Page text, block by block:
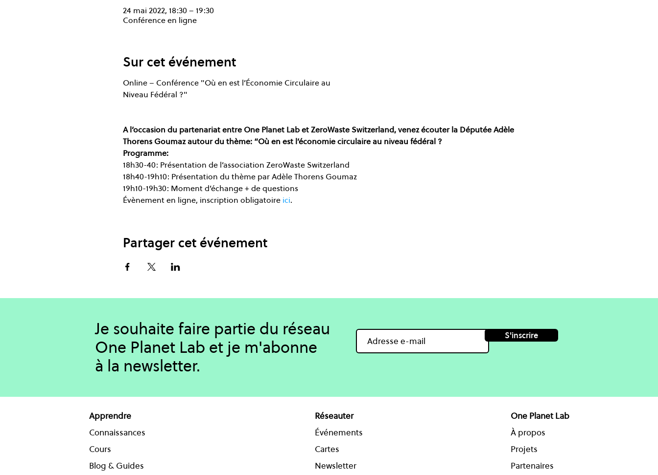
24 mai 2022, 18:30 – 19:30
Conférence en ligne
Sur cet événement
Online – Conférence "Où en est l’Économie Circulaire au
Niveau Fédéral ?"
A l’occasion du partenariat entre One Planet Lab et ZeroWaste Switzerland, venez écouter la Députée Adèle
Thorens Goumaz autour du thème: “Où en est l’économie circulaire au niveau fédéral ?
Programme:
18h30-40: Présentation de l’association ZeroWaste Switzerland
18h40-19h10: Présentation du thème par Adèle Thorens Goumaz
19h10-19h30: Moment d’échange + de questions
Évènement en ligne, inscription obligatoire ici.
Partager cet événement
Je souhaite faire partie du réseau
One Planet Lab et je m'abonne
à la newsletter.
S'inscrire
Apprendre
Connaissances
Cours
Blog & Guides
Réseauter
Événements
Cartes
Newsletter
One Planet Lab
À propos
Projets
Partenaires